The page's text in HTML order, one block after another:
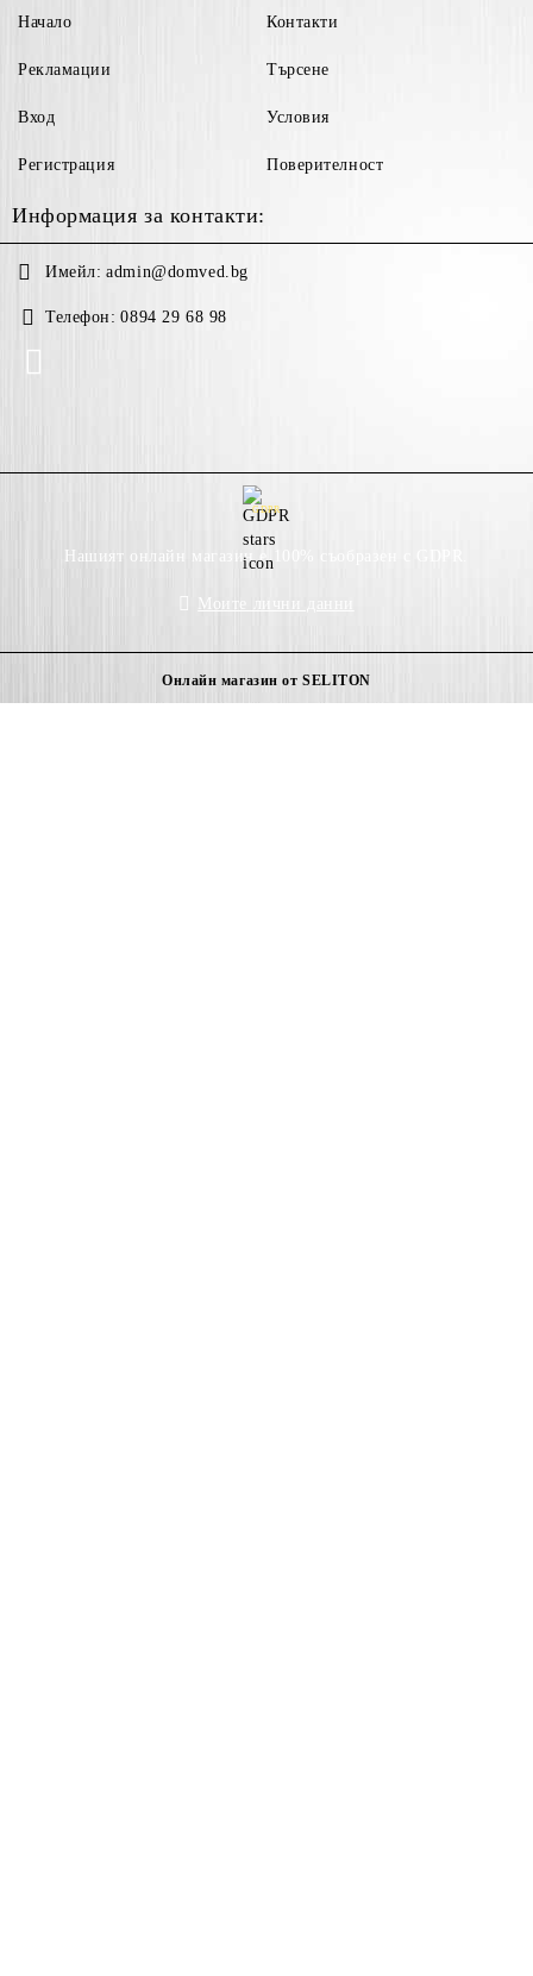
Начало
Рекламации
Вход
Регистрация
Контакти
Търсене
Условия
Поверителност
Информация за контакти:
Имейл: admin@domved.bg
Телефон: 0894 29 68 98
GDPR
Нашият онлайн магазин е 100% съобразен с GDPR.
Моите лични данни
Онлайн магазин от SELITON